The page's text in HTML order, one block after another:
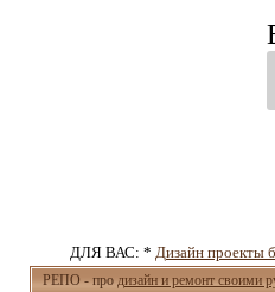
ДЛЯ ВАС: * Дизайн проекты
РЕПО - продизайн и ремонт своими